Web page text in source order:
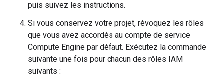
puis suivez les instructions.
Si vous conservez votre projet, révoquez les rôles
que vous avez accordés au compte de service
Compute Engine par défaut. Exécutez la commande
suivante une fois pour chacun des rôles IAM
suivants :